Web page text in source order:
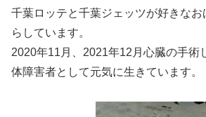
千葉ロッテと千葉ジェッツが好きな
らしています。
2020年11月、2021年12月心臓の手術
体障害者として元気に生きています。